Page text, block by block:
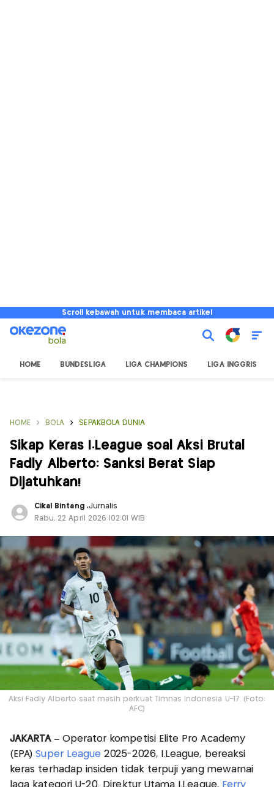
Scroll kebawah untuk membaca artikel
HOME BUNDESLIGA LIGA CHAMPIONS LIGA INGGRIS
HOME BOLA SEPAKBOLA DUNIA
Sikap Keras I.League soal Aksi Brutal
Fadly Alberto: Sanksi Berat Siap
Dijatuhkan!
Cikal Bintang ,Jurnalis
Rabu, 22 April 2026 |02:01 WIB
Aksi Fadly Alberto saat masih perkuat Timnas Indonesia U-17. (Foto:
AFC)
JAKARTA– Operator kompetisi Elite Pro Academy
(EPA)Super League2025-2026, I.League, bereaksi
keras terhadap insiden tidak terpuji yang mewarnai
laga kategori U-20. Direktur Utama I.League, Ferry